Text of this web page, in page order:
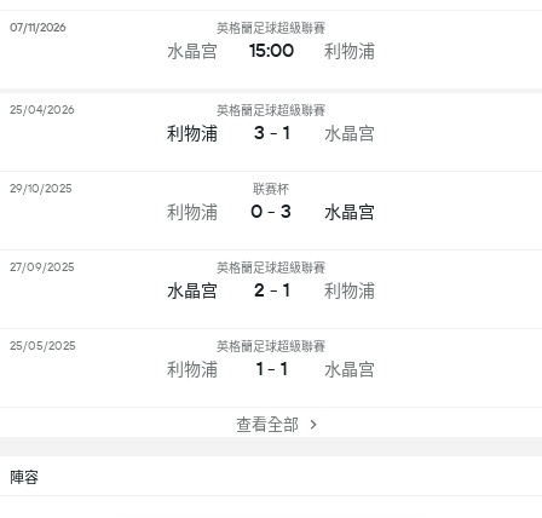
陣容
水晶宫
英格蘭足球超級聯賽
15:00 利物浦
07/11/2026
利物浦
英格蘭足球超級聯賽
3 - 1 水晶宫
25/04/2026
利物浦
联赛杯
0 - 3 水晶宫
29/10/2025
水晶宫
英格蘭足球超級聯賽
2 - 1 利物浦
27/09/2025
利物浦
英格蘭足球超級聯賽
1 - 1 水晶宫
25/05/2025
查看全部